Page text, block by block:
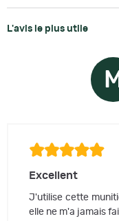
L'avis le plus utile
M
Excellent
J'utilise cette
elle ne m'a jamais